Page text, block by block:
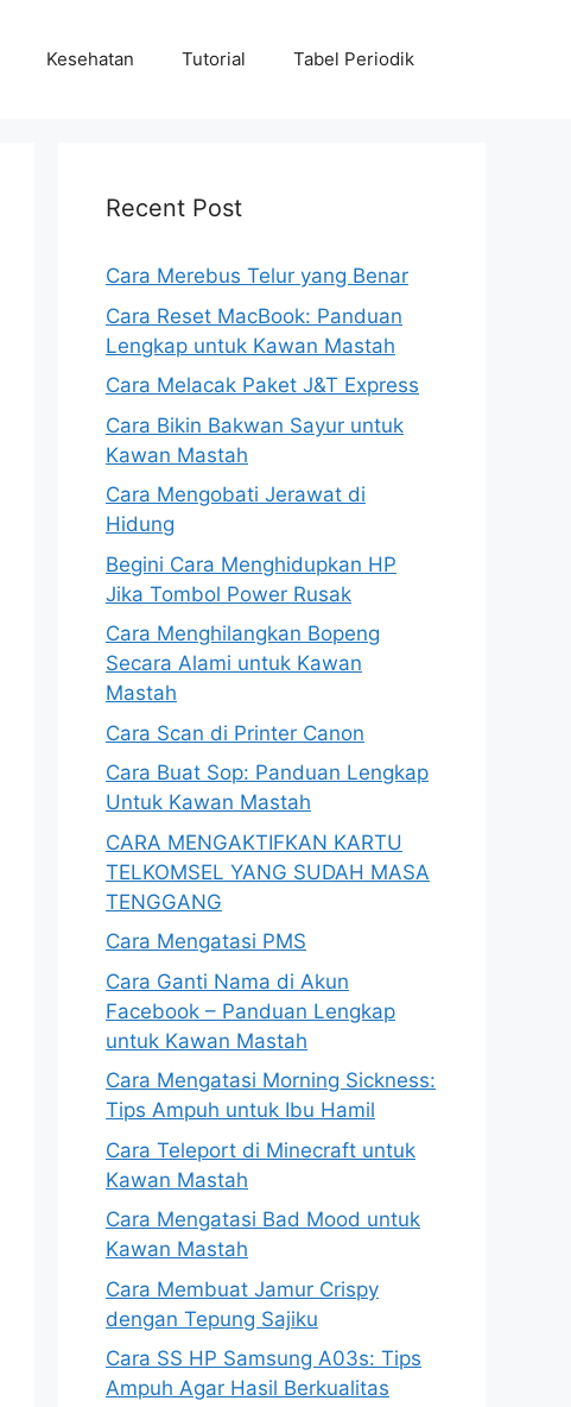
Kesehatan Tutorial Tabel Periodik
Recent Post
Cara Merebus Telur yang Benar
Cara Reset MacBook: Panduan
Lengkap untuk Kawan Mastah
Cara Melacak Paket J&T Express
Cara Bikin Bakwan Sayur untuk
Kawan Mastah
Cara Mengobati Jerawat di
Hidung
Begini Cara Menghidupkan HP
Jika Tombol Power Rusak
Cara Menghilangkan Bopeng
Secara Alami untuk Kawan
Mastah
Cara Scan di Printer Canon
Cara Buat Sop: Panduan Lengkap
Untuk Kawan Mastah
CARA MENGAKTIFKAN KARTU
TELKOMSEL YANG SUDAH MASA
TENGGANG
Cara Mengatasi PMS
Cara Ganti Nama di Akun
Facebook – Panduan Lengkap
untuk Kawan Mastah
Cara Mengatasi Morning Sickness:
Tips Ampuh untuk Ibu Hamil
Cara Teleport di Minecraft untuk
Kawan Mastah
Cara Mengatasi Bad Mood untuk
Kawan Mastah
Cara Membuat Jamur Crispy
dengan Tepung Sajiku
Cara SS HP Samsung A03s: Tips
Ampuh Agar Hasil Berkualitas